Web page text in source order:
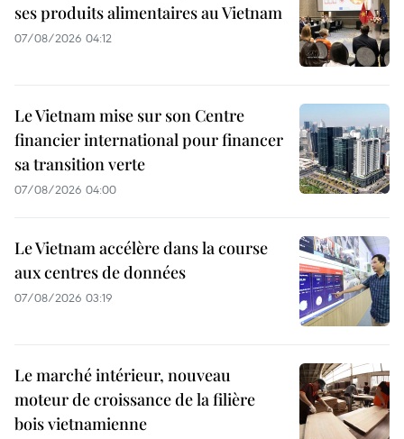
ses produits alimentaires au Vietnam
07/08/2026 04:12
Le Vietnam mise sur son Centre
financier international pour financer
sa transition verte
07/08/2026 04:00
Le Vietnam accélère dans la course
aux centres de données
07/08/2026 03:19
Le marché intérieur, nouveau
moteur de croissance de la filière
bois vietnamienne